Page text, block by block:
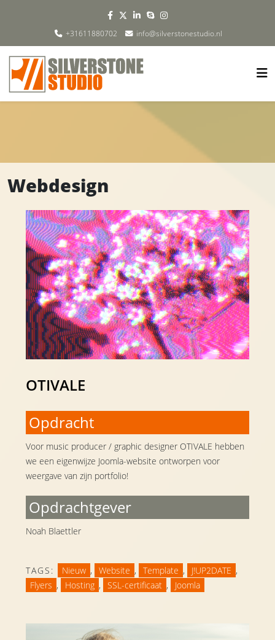
+31611880702 info@silverstonestudio.nl
Webdesign
OTIVALE
Opdracht
Voor music producer / graphic designer OTIVALE hebben
we een eigenwijze Joomla-website ontworpen voor
weergave van zijn portfolio!
Opdrachtgever
Noah Blaettler
TAGS: Nieuw , Website , Template , J!UP2DATE ,
Flyers , Hosting , SSL-certificaat , Joomla